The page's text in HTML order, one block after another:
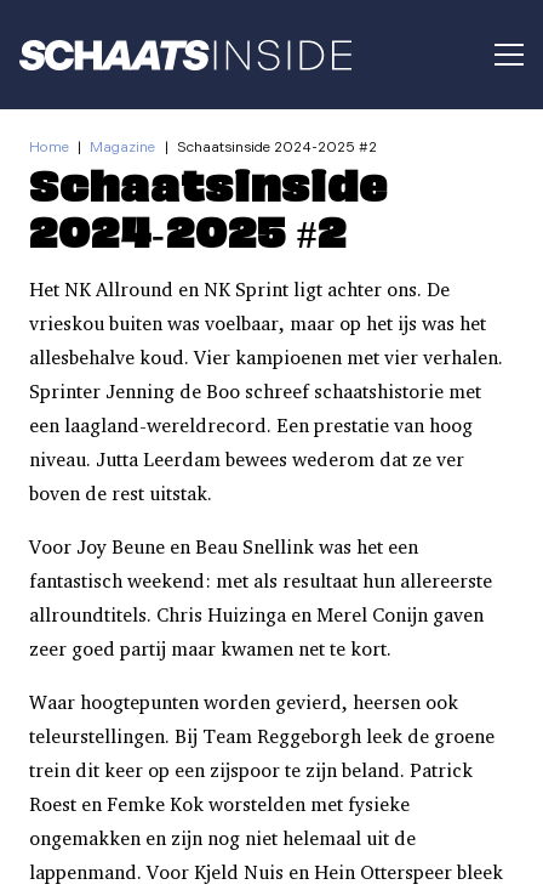
Home | Magazine | Schaatsinside 2024-2025 #2
Schaatsinside
2024-2025 #2
Het NK Allround en NK Sprint ligt achter ons. De
vrieskou buiten was voelbaar, maar op het ijs was het
allesbehalve koud. Vier kampioenen met vier verhalen.
Sprinter Jenning de Boo schreef schaatshistorie met
een laagland-wereldrecord. Een prestatie van hoog
niveau. Jutta Leerdam bewees wederom dat ze ver
boven de rest uitstak.
Voor Joy Beune en Beau Snellink was het een
fantastisch weekend: met als resultaat hun allereerste
allroundtitels. Chris Huizinga en Merel Conijn gaven
zeer goed partij maar kwamen net te kort.
Waar hoogtepunten worden gevierd, heersen ook
teleurstellingen. Bij Team Reggeborgh leek de groene
trein dit keer op een zijspoor te zijn beland. Patrick
Roest en Femke Kok worstelden met fysieke
ongemakken en zijn nog niet helemaal uit de
lappenmand. Voor Kjeld Nuis en Hein Otterspeer bleek